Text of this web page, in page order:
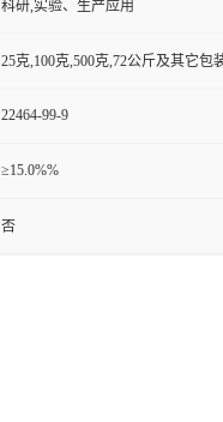
科研,实验、生产应用
25克,100克,500克,72公斤及其它包
22464-99-9
≥15.0%%
否